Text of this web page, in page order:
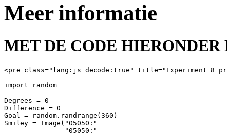
Meer informatie
MET DE CODE
<pre class="lang:js decode:true" title="Experiment 8
import random
Degrees = 0
Difference = 0
Goal = random.randrange(360)
Smiley = Image("05050:"
               "05050:"